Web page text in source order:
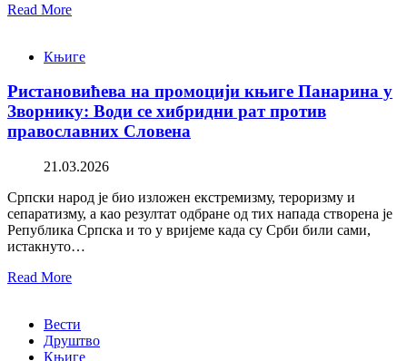
Read More
Књиге
Ристановићева на промоцији књиге Панарина у
Зворнику: Води се хибридни рат против
православних Словена
21.03.2026
Српски народ је био изложен екстремизму, тероризму и
сепаратизму, а као резултат одбране од тих напада створена је
Република Српска и то у вријеме када су Срби били сами,
истакнуто…
Read More
Вести
Друштво
Књиге